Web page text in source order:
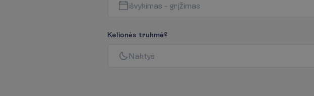
išvykimas - grįžimas
Kelionės trukmė?
Naktys